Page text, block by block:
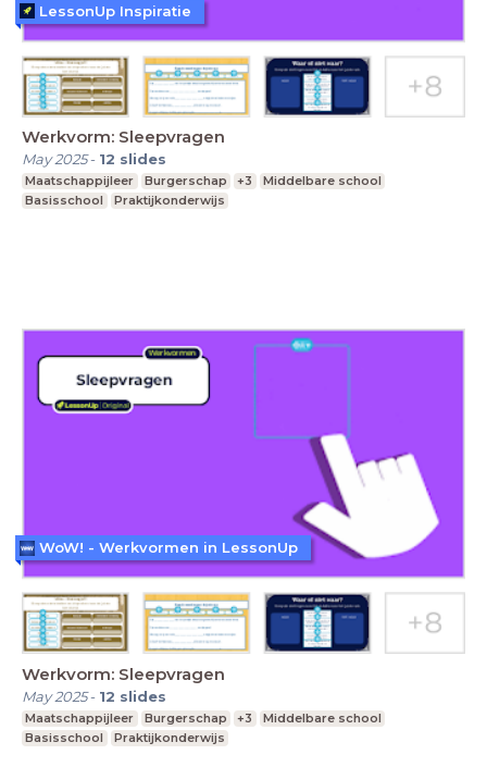
Werkvorm: Sleepvragen
May 2025- 12 slides
Maatschappijleer Burgerschap +3
Middelbare school
Basisschool
Praktijkonderwijs
LessonUp Inspiratie
Werkvorm: Sleepvragen
May 2025- 12 slides
Maatschappijleer Burgerschap +3
Middelbare school
Basisschool
Praktijkonderwijs
WoW! - Werkvormen in LessonUp